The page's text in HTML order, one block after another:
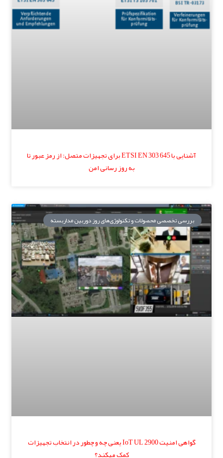
آشنایی با ETSI EN 303 645 برای تجهیزات متصل: از رمز عبور تا
به روز رسانی امن
بررسی تخصصی محصولات و تکنولوژی‌های روز دوربین مداربسته
گواهی امنیت IoT UL 2900 یعنی چه و چطور در انتخاب تجهیزات
کمک میکند؟